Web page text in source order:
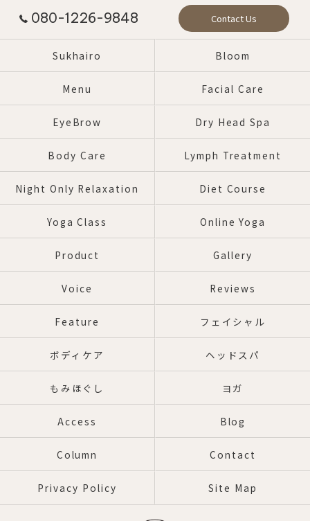
080-1226-9848 Contact Us
Sukhairo Bloom
Menu Facial Care
EyeBrow Dry Head Spa
Body Care Lymph Treatment
Night Only Relaxation Diet Course
Yoga Class Online Yoga
Product Gallery
Voice Reviews
Feature フェイシャル
ボディケア ヘッドスパ
もみほぐし ヨガ
Access Blog
Column Contact
Privacy Policy Site Map